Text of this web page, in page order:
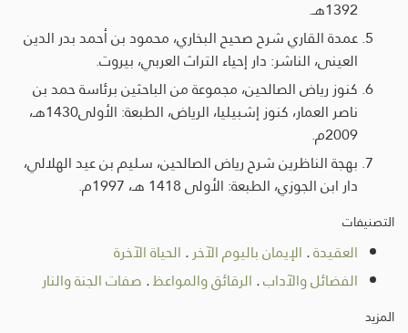
1392هـ.
عمدة القاري شرح صحيح البخاري، محمود بن أحمد بدر الدين
العينى، الناشر: دار إحياء التراث العربي، بيروت.
كنوز رياض الصالحين، مجموعة من الباحثين برئاسة حمد بن
ناصر العمار، كنوز إشبيليا، الرياض، الطبعة: الأولى1430هـ،
2009م.
بهجة الناظرين شرح رياض الصالحين، سليم بن عيد الهلالي،
دار ابن الجوزي، الطبعة: الأولى 1418 هـ، 1997م.
التصنيفات
العقيدة. الإيمان باليوم الآخر. الحياة الآخرة
الفضائل والآداب. الرقائق والمواعظ. صفات الجنة والنار
المزيد